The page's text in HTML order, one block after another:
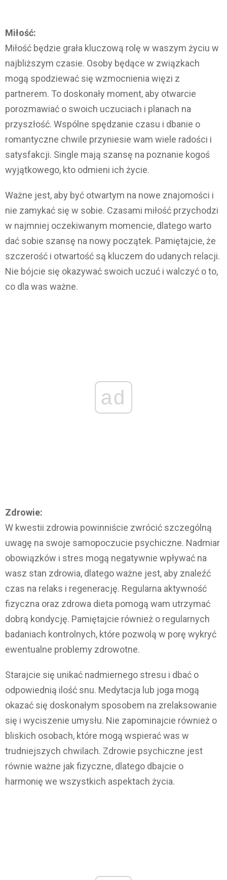
Miłość:
Miłość będzie grała kluczową rolę w waszym życiu w
najbliższym czasie. Osoby będące w związkach
mogą spodziewać się wzmocnienia więzi z
partnerem. To doskonały moment, aby otwarcie
porozmawiać o swoich uczuciach i planach na
przyszłość. Wspólne spędzanie czasu i dbanie o
romantyczne chwile przyniesie wam wiele radości i
satysfakcji. Single mają szansę na poznanie kogoś
wyjątkowego, kto odmieni ich życie.
Ważne jest, aby być otwartym na nowe znajomości i
nie zamykać się w sobie. Czasami miłość przychodzi
w najmniej oczekiwanym momencie, dlatego warto
dać sobie szansę na nowy początek. Pamiętajcie, że
szczerość i otwartość są kluczem do udanych relacji.
Nie bójcie się okazywać swoich uczuć i walczyć o to,
co dla was ważne.
ad
Zdrowie:
W kwestii zdrowia powinniście zwrócić szczególną
uwagę na swoje samopoczucie psychiczne. Nadmiar
obowiązków i stres mogą negatywnie wpływać na
wasz stan zdrowia, dlatego ważne jest, aby znaleźć
czas na relaks i regenerację. Regularna aktywność
fizyczna oraz zdrowa dieta pomogą wam utrzymać
dobrą kondycję. Pamiętajcie również o regularnych
badaniach kontrolnych, które pozwolą w porę wykryć
ewentualne problemy zdrowotne.
Starajcie się unikać nadmiernego stresu i dbać o
odpowiednią ilość snu. Medytacja lub joga mogą
okazać się doskonałym sposobem na zrelaksowanie
się i wyciszenie umysłu. Nie zapominajcie również o
bliskich osobach, które mogą wspierać was w
trudniejszych chwilach. Zdrowie psychiczne jest
równie ważne jak fizyczne, dlatego dbajcie o
harmonię we wszystkich aspektach życia.